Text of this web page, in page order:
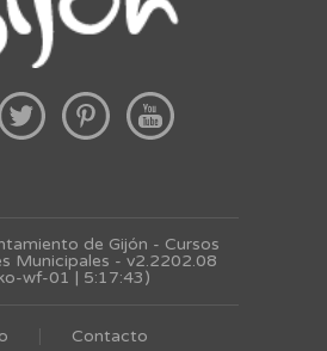
de Gijón - Cursos
Municipales - v2.2202.08
wf-01 | 5:17:43)
Contacto